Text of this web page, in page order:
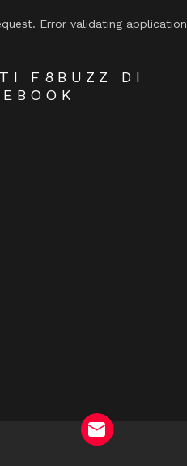
Error validating application
F8BUZZ DI